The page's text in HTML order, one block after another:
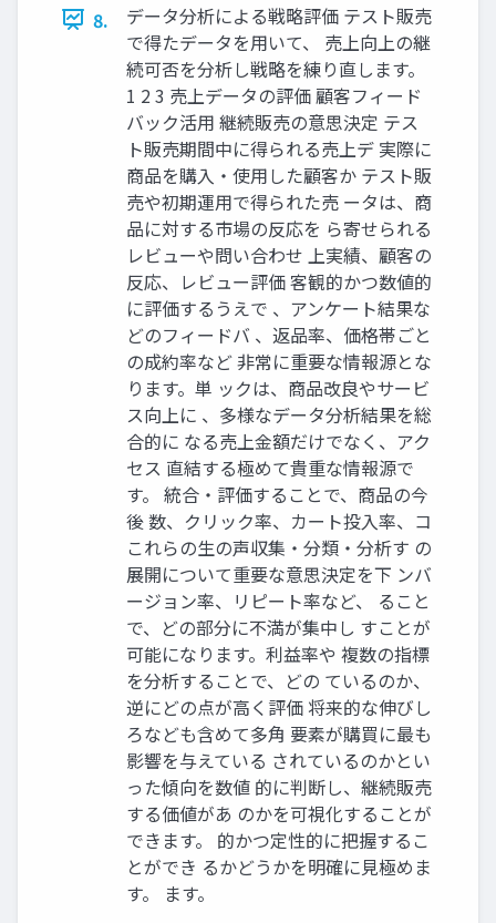
8.
データ分析による戦略評価 テスト販売
で得たデータを用いて、 売上向上の継
続可否を分析し戦略を練り直します。
1 2 3 売上データの評価 顧客フィード
バック活用 継続販売の意思決定 テス
ト販売期間中に得られる売上デ 実際に
商品を購入・使用した顧客か テスト販
売や初期運用で得られた売 ータは、商
品に対する市場の反応を ら寄せられる
レビューや問い合わせ 上実績、顧客の
反応、レビュー評価 客観的かつ数値的
に評価するうえで 、アンケート結果な
どのフィードバ 、返品率、価格帯ごと
の成約率など 非常に重要な情報源とな
ります。単 ックは、商品改良やサービ
ス向上に 、多様なデータ分析結果を総
合的に なる売上金額だけでなく、アク
セス 直結する極めて貴重な情報源で
す。 統合・評価することで、商品の今
後 数、クリック率、カート投入率、コ
これらの生の声収集・分類・分析す の
展開について重要な意思決定を下 ンバ
ージョン率、リピート率など、 ること
で、どの部分に不満が集中し すことが
可能になります。利益率や 複数の指標
を分析することで、どの ているのか、
逆にどの点が高く評価 将来的な伸びし
ろなども含めて多角 要素が購買に最も
影響を与えている されているのかとい
った傾向を数値 的に判断し、継続販売
する価値があ のかを可視化することが
できます。 的かつ定性的に把握するこ
とができ るかどうかを明確に見極めま
す。 ます。